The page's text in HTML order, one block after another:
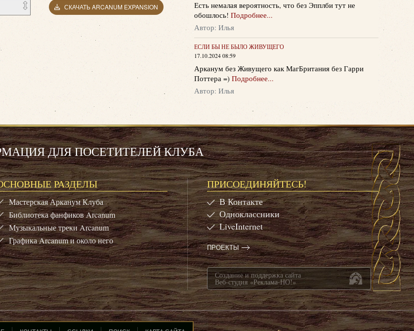
СКАЧАТЬ ARCANUM EXPANSION
Есть немалая вероятность, что без Эпплби тут не
обошлось! Подробнее...
Автор: Илья
ЕСЛИ БЫ НЕ БЫЛО ЖИВУЩЕГО
17.10.2024 08:59
Арканум без Живущего как МагБритания без Гарри
Поттера =) Подробнее...
Автор: Илья
ДЛЯ ПОСЕТИТЕЛЕЙ КЛУБА
РАЗДЕЛЫ
Мастерская Арканум Клуба
Библиотека фанфиков Arcanum
Музыкальные треки Arcanum
Графика Arcanum и около него
ПРИСОЕДИНЯЙТЕСЬ!
В Контакте
Одноклассники
LiveInternet
ПРОЕКТЫ
Создание и поддержка сайта
Веб-студия «Реклама-НО!»